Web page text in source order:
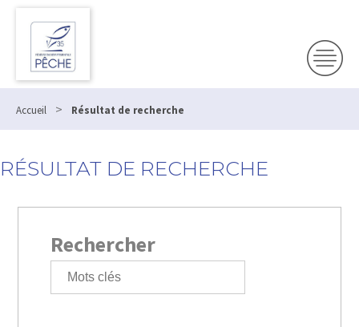
Accueil > Résultat de recherche
RÉSULTAT DE RECHERCHE
Rechercher